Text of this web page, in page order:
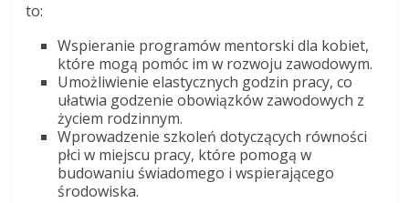
to:
Wspieranie programów mentorski dla kobiet,
które mogą pomóc im w rozwoju zawodowym.
Umożliwienie elastycznych godzin pracy, co
ułatwia godzenie obowiązków zawodowych z
życiem rodzinnym.
Wprowadzenie szkoleń dotyczących równości
płci w miejscu pracy, które pomogą w
budowaniu świadomego i wspierającego
środowiska.